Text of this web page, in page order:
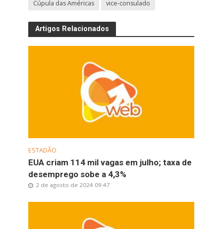
Cúpula das Américas vice-consulado
Artigos Relacionados
ESTADÃO
EUA criam 114 mil vagas em julho; taxa de
desemprego sobe a 4,3%
2 de agosto de 2024 09:47